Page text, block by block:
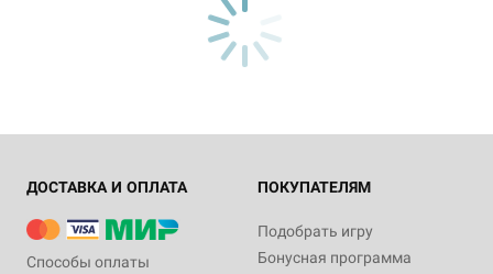
ДОСТАВКА И ОПЛАТА
Способы оплаты
ПОКУПАТЕЛЯМ
Подобрать игру
Бонусная программа